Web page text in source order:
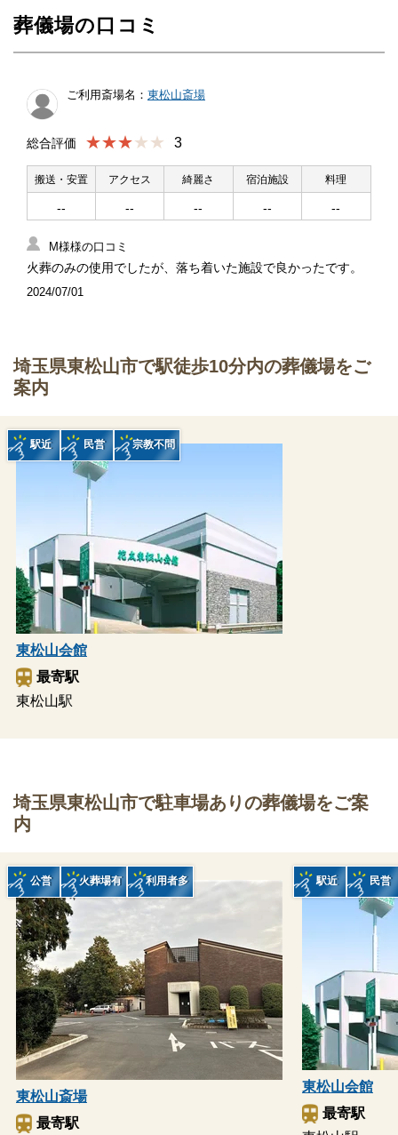
葬儀場の口コミ
ご利用斎場名： 東松山斎場
総合評価 ★★★ 3
搬送・安置
--
アクセス
--
綺麗さ
--
宿泊施設
--
料理
--
M様様の口コミ
火葬のみの使用でしたが、落ち着いた施設で良かったです。
2024/07/01
埼玉県東松山市で駅徒歩10分内の葬儀場をご
案内
東松山会館
最寄駅
東松山駅
駅近 民営 宗教不問
埼玉県東松山市で駐車場ありの葬儀場をご案
内
東松山斎場
最寄駅
公営 火葬場有 利用者多
東松山会館
最寄駅
駅近 民営